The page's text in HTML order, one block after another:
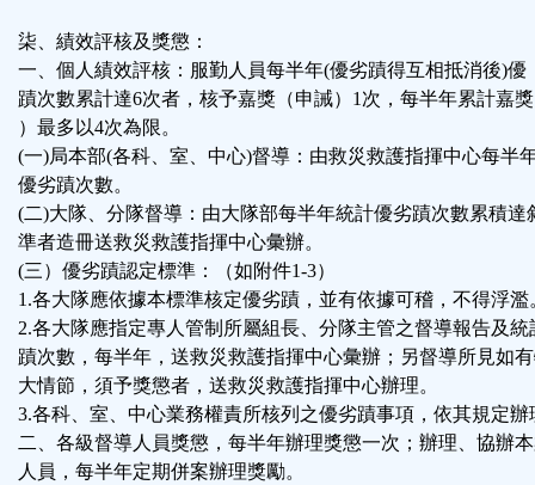
柒、績效評核及獎懲：
一、個人績效評核：服勤人員每半年(優劣蹟得互相抵消後)優
蹟次數累計達6次者，核予嘉獎（申誡）1次，每半年累計嘉
）最多以4次為限。
(一)局本部(各科、室、中心)督導：由救災救護指揮中心每半
優劣蹟次數。
(二)大隊、分隊督導：由大隊部每半年統計優劣蹟次數累積達
準者造冊送救災救護指揮中心彙辦。
(三）優劣蹟認定標準：（如附件1-3）
1.各大隊應依據本標準核定優劣蹟，並有依據可稽，不得浮濫
2.各大隊應指定專人管制所屬組長、分隊主管之督導報告及統
蹟次數，每半年，送救災救護指揮中心彙辦；另督導所見如
大情節，須予獎懲者，送救災救護指揮中心辦理。
3.各科、室、中心業務權責所核列之優劣蹟事項，依其規定辦
二、各級督導人員獎懲，每半年辦理獎懲一次；辦理、協辦
人員，每半年定期併案辦理獎勵。